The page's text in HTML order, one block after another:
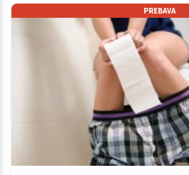
PREBAVA